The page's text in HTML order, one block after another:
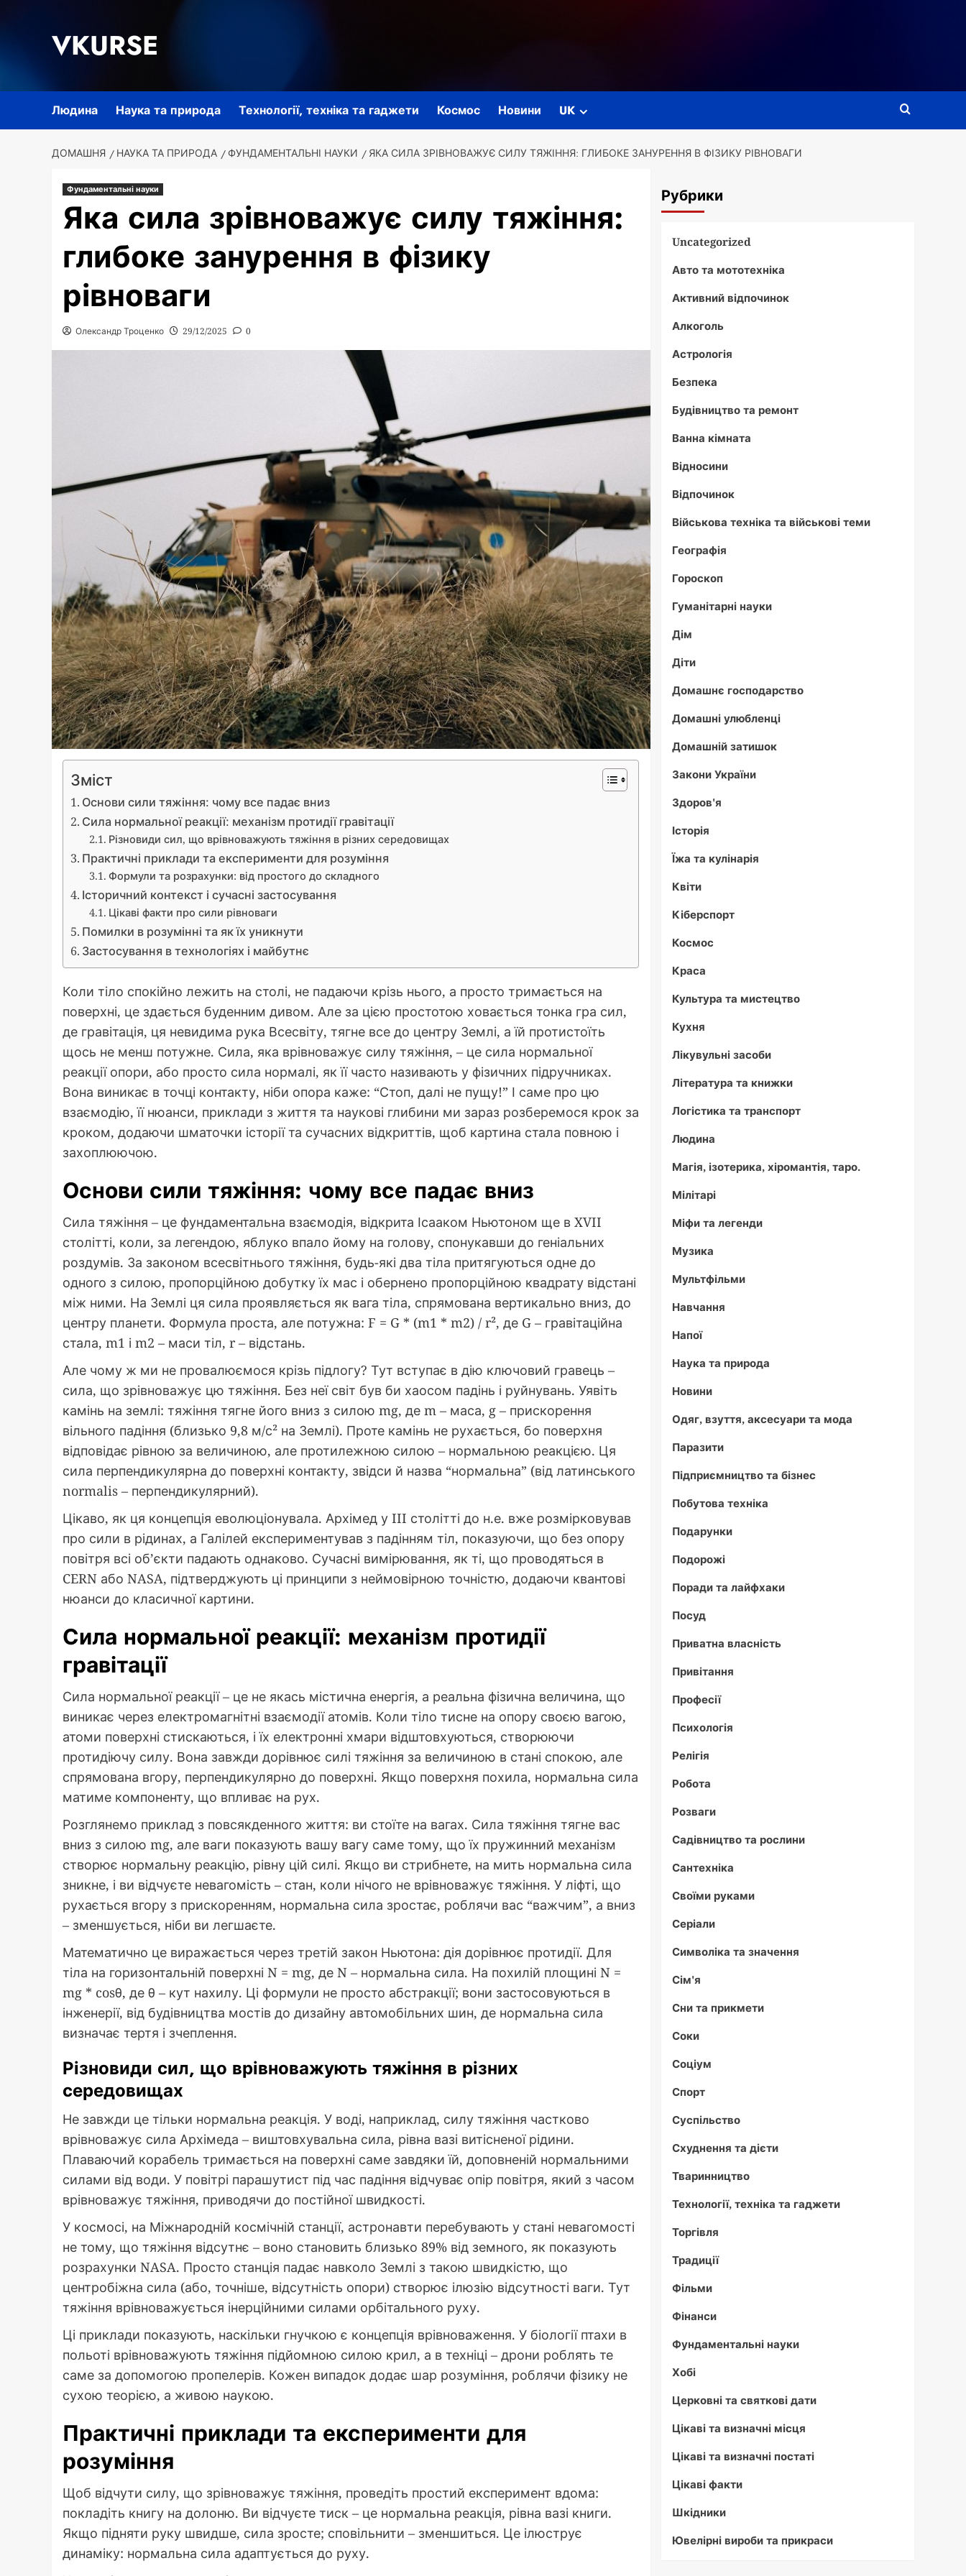
VKURSE
Людина Наука та природа Технології, техніка та гаджети Космос Новини UK
ДОМАШНЯ НАУКА ТА ПРИРОДА ФУНДАМЕНТАЛЬНІ НАУКИ ЯКА СИЛА ЗРІВНОВАЖУЄ СИЛУ ТЯЖІННЯ: ГЛИБОКЕ ЗАНУРЕННЯ В ФІЗИКУ РІВНОВАГИ
Фундаментальні науки
Яка сила зрівноважує силу тяжіння:
глибоке занурення в фізику
рівноваги
Олександр Троценко 29/12/2025 0
Зміст
Основи сили тяжіння: чому все падає вниз
Сила нормальної реакції: механізм протидії гравітації
Різновиди сил, що врівноважують тяжіння в різних середовищах
Практичні приклади та експерименти для розуміння
Формули та розрахунки: від простого до складного
Історичний контекст і сучасні застосування
Цікаві факти про сили рівноваги
Помилки в розумінні та як їх уникнути
Застосування в технологіях і майбутнє
Коли тіло спокійно лежить на столі, не падаючи крізь нього, а просто тримається на
поверхні, це здається буденним дивом. Але за цією простотою ховається тонка гра сил,
де гравітація, ця невидима рука Всесвіту, тягне все до центру Землі, а їй протистоїть
щось не менш потужне. Сила, яка врівноважує силу тяжіння, – це сила нормальної
реакції опори, або просто сила нормалі, як її часто називають у фізичних підручниках.
Вона виникає в точці контакту, ніби опора каже: “Стоп, далі не пущу!” І саме про цю
взаємодію, її нюанси, приклади з життя та наукові глибини ми зараз розберемося крок за
кроком, додаючи шматочки історії та сучасних відкриттів, щоб картина стала повною і
захоплюючою.
Основи сили тяжіння: чому все падає вниз
Сила тяжіння – це фундаментальна взаємодія, відкрита Ісааком Ньютоном ще в XVII
столітті, коли, за легендою, яблуко впало йому на голову, спонукавши до геніальних
роздумів. За законом всесвітнього тяжіння, будь-які два тіла притягуються одне до
одного з силою, пропорційною добутку їх мас і обернено пропорційною квадрату відстані
між ними. На Землі ця сила проявляється як вага тіла, спрямована вертикально вниз, до
центру планети. Формула проста, але потужна: F = G * (m1 * m2) / r², де G – гравітаційна
стала, m1 і m2 – маси тіл, r – відстань.
Але чому ж ми не провалюємося крізь підлогу? Тут вступає в дію ключовий гравець –
сила, що зрівноважує цю тяжіння. Без неї світ був би хаосом падінь і руйнувань. Уявіть
камінь на землі: тяжіння тягне його вниз з силою mg, де m – маса, g – прискорення
вільного падіння (близько 9,8 м/с² на Землі). Проте камінь не рухається, бо поверхня
відповідає рівною за величиною, але протилежною силою – нормальною реакцією. Ця
сила перпендикулярна до поверхні контакту, звідси й назва “нормальна” (від латинського
normalis – перпендикулярний).
Цікаво, як ця концепція еволюціонувала. Архімед у III столітті до н.е. вже розмірковував
про сили в рідинах, а Галілей експериментував з падінням тіл, показуючи, що без опору
повітря всі об’єкти падають однаково. Сучасні вимірювання, як ті, що проводяться в
CERN або NASA, підтверджують ці принципи з неймовірною точністю, додаючи квантові
нюанси до класичної картини.
Сила нормальної реакції: механізм протидії
гравітації
Сила нормальної реакції – це не якась містична енергія, а реальна фізична величина, що
виникає через електромагнітні взаємодії атомів. Коли тіло тисне на опору своєю вагою,
атоми поверхні стискаються, і їх електронні хмари відштовхуються, створюючи
протидіючу силу. Вона завжди дорівнює силі тяжіння за величиною в стані спокою, але
спрямована вгору, перпендикулярно до поверхні. Якщо поверхня похила, нормальна сила
матиме компоненту, що впливає на рух.
Розглянемо приклад з повсякденного життя: ви стоїте на вагах. Сила тяжіння тягне вас
вниз з силою mg, але ваги показують вашу вагу саме тому, що їх пружинний механізм
створює нормальну реакцію, рівну цій силі. Якщо ви стрибнете, на мить нормальна сила
зникне, і ви відчуєте невагомість – стан, коли нічого не врівноважує тяжіння. У ліфті, що
рухається вгору з прискоренням, нормальна сила зростає, роблячи вас “важчим”, а вниз
– зменшується, ніби ви легшаєте.
Математично це виражається через третій закон Ньютона: дія дорівнює протидії. Для
тіла на горизонтальній поверхні N = mg, де N – нормальна сила. На похилій площині N =
mg * cosθ, де θ – кут нахилу. Ці формули не просто абстракції; вони застосовуються в
інженерії, від будівництва мостів до дизайну автомобільних шин, де нормальна сила
визначає тертя і зчеплення.
Різновиди сил, що врівноважують тяжіння в різних
середовищах
Не завжди це тільки нормальна реакція. У воді, наприклад, силу тяжіння частково
врівноважує сила Архімеда – виштовхувальна сила, рівна вазі витісненої рідини.
Плаваючий корабель тримається на поверхні саме завдяки їй, доповненій нормальними
силами від води. У повітрі парашутист під час падіння відчуває опір повітря, який з часом
врівноважує тяжіння, приводячи до постійної швидкості.
У космосі, на Міжнародній космічній станції, астронавти перебувають у стані невагомості
не тому, що тяжіння відсутнє – воно становить близько 89% від земного, як показують
розрахунки NASA. Просто станція падає навколо Землі з такою швидкістю, що
центробіжна сила (або, точніше, відсутність опори) створює ілюзію відсутності ваги. Тут
тяжіння врівноважується інерційними силами орбітального руху.
Ці приклади показують, наскільки гнучкою є концепція врівноваження. У біології птахи в
польоті врівноважують тяжіння підйомною силою крил, а в техніці – дрони роблять те
саме за допомогою пропелерів. Кожен випадок додає шар розуміння, роблячи фізику не
сухою теорією, а живою наукою.
Практичні приклади та експерименти для
розуміння
Щоб відчути силу, що зрівноважує тяжіння, проведіть простий експеримент вдома:
покладіть книгу на долоню. Ви відчуєте тиск – це нормальна реакція, рівна вазі книги.
Якщо підняти руку швидше, сила зросте; сповільнити – зменшиться. Це ілюструє
динаміку: нормальна сила адаптується до руху.
Рубрики
Uncategorized
Авто та мототехніка
Активний відпочинок
Алкоголь
Астрологія
Безпека
Будівництво та ремонт
Ванна кімната
Відносини
Відпочинок
Військова техніка та військові теми
Географія
Гороскоп
Гуманітарні науки
Дім
Діти
Домашнє господарство
Домашні улюбленці
Домашній затишок
Закони України
Здоров'я
Історія
Їжа та кулінарія
Квіти
Кіберспорт
Космос
Краса
Культура та мистецтво
Кухня
Лікувульні засоби
Література та книжки
Логістика та транспорт
Людина
Магія, ізотерика, хіромантія, таро.
Мілітарі
Міфи та легенди
Музика
Мультфільми
Навчання
Напої
Наука та природа
Новини
Одяг, взуття, аксесуари та мода
Паразити
Підприємництво та бізнес
Побутова техніка
Подарунки
Подорожі
Поради та лайфхаки
Посуд
Приватна власність
Привітання
Професії
Психологія
Релігія
Робота
Розваги
Садівництво та рослини
Сантехніка
Своїми руками
Серіали
Символіка та значення
Сім'я
Сни та прикмети
Соки
Соціум
Спорт
Суспільство
Схуднення та дієти
Тваринництво
Технології, техніка та гаджети
Торгівля
Традиції
Фільми
Фінанси
Фундаментальні науки
Хобі
Церковні та святкові дати
Цікаві та визначні місця
Цікаві та визначні постаті
Цікаві факти
Шкідники
Ювелірні вироби та прикраси